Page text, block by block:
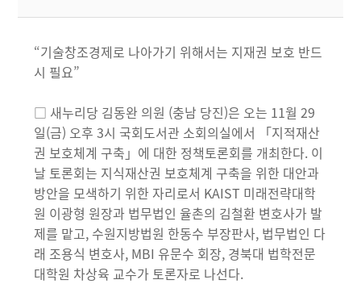
“기술창조경제로 나아가기 위해서는 지재권 보호 반드
시 필요”
□ 새누리당 김동완 의원 (충남 당진)은 오는 11월 29
일(금) 오후 3시 국회도서관 소회의실에서 「지적재산
권 보호체계 구축」에 대한 정책토론회를 개최한다. 이
날 토론회는 지식재산권 보호체계 구축을 위한 대안과
방안을 모색하기 위한 자리로서 KAIST 미래전략대학
원 이광형 원장과 법무법인 율촌의 김철환 변호사가 발
제를 맡고, 수원지방법원 한동수 부장판사, 법무법인 다
래 조용식 변호사, MBI 유문수 회장, 경북대 법학전문
대학원 차상육 교수가 토론자로 나선다.